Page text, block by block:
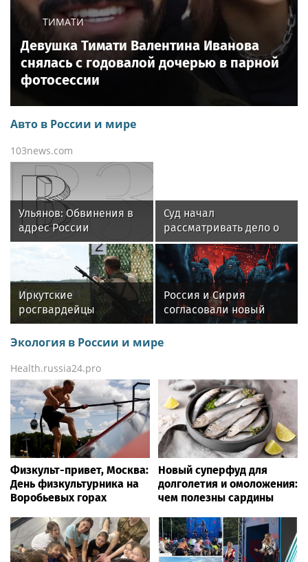
ТИМАТИ
Девушка Тимати Валентина Иванова
снялась с годовалой дочерью в парной
фотосессии
Авто в России и мире
103news.com
Ульянов: Обвинения в
адрес России
показывают
неуважение властей
Франции к народу
Суд начал
рассматривать дело о
взятке бывшего топ-
менеджера
«Ростелекома»
Иркутские
росгвардейцы
завоевали золото на
чемпионате
Жукова округа
Росгвардии по
служебно-боевой
стрельбе
Россия и Сирия
согласовали новый
формат русского
военного присутствия.
Экология в России и мире
Health.russia24.pro
Физкульт-привет, Москва:
День физкультурника на
Воробьевых горах
Новый суперфуд для
долголетия и омоложения:
чем полезны сардины